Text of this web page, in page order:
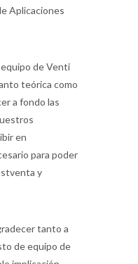
Aplicaciones
de Venti
teórica como
a fondo las
en
para poder
y
tanto a
de equipo de